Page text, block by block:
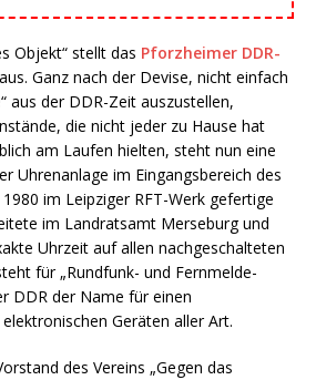
Objekt“ stellt das Pforzheimer DDR-
Ganz nach der Devise, nicht einfach
aus der DDR-Zeit auszustellen,
die nicht jeder zu Hause hat
am Laufen hielten, steht nun eine
Uhrenanlage im Eingangsbereich des
im Leipziger RFT-Werk gefertige
im Landratsamt Merseburg und
Uhrzeit auf allen nachgeschalteten
für „Rundfunk- und Fernmelde-
DDR der Name für einen
Geräten aller Art.
des Vereins „Gegen das